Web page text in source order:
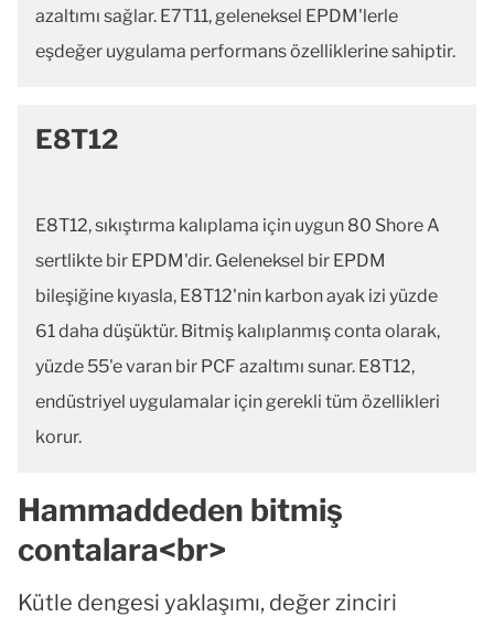
azaltımı sağlar. E7T11, geleneksel EPDM'lerle
eşdeğer uygulama performans özelliklerine sahiptir.
E8T12
E8T12, sıkıştırma kalıplama için uygun 80 Shore A
sertlikte bir EPDM'dir. Geleneksel bir EPDM
bileşiğine kıyasla, E8T12'nin karbon ayak izi yüzde
61 daha düşüktür. Bitmiş kalıplanmış conta olarak,
yüzde 55'e varan bir PCF azaltımı sunar. E8T12,
endüstriyel uygulamalar için gerekli tüm özellikleri
korur.
Hammaddeden bitmiş
contalara<br>
Kütle dengesi yaklaşımı, değer zinciri